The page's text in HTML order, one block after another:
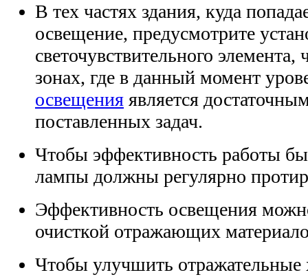
В тех частях здания, куда
освещение, предусмотрите
светочувствительного
зонах, где в данный момент
освещения является
поставленных задач.
Чтобы эффективность работы
лампы должны регулярно
Эффективность освещения
очисткой отражающих
Чтобы улучшить отражательные